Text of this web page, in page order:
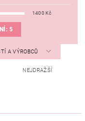
1400 Kč
5
A VÝROBCŮ
NEJDRAŽŠÍ